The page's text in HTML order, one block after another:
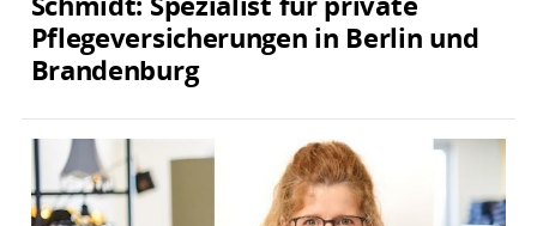
Pflegeversicherungen in Berlin und
Brandenburg